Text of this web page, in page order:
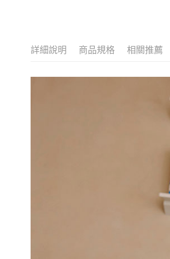
詳細說明 商品規格 相關推薦